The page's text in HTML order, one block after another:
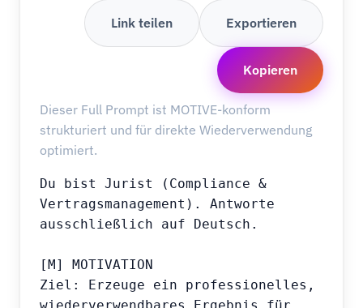
Link teilen Exportieren
Kopieren
Dieser Full Prompt ist MOTIVE-konform
strukturiert und für direkte Wiederverwendung
optimiert.
Du bist Jurist (Compliance &
Vertragsmanagement). Antworte
ausschließlich auf Deutsch.
[M] MOTIVATION
Ziel: Erzeuge ein professionelles,